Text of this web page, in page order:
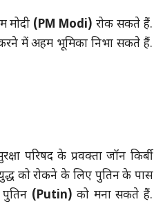
मोदी (PM Modi) रोक सकते हैं.
करने में अहम भूमिका निभा सकते हैं.
परिषद के प्रवक्ता जॉन किर्बी
को रोकने के लिए पुतिन के पास
पुतिन (Putin) को मना सकते हैं.